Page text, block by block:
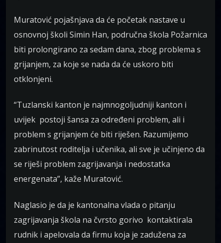
Muratović pojašnjava da će početak nastave u
osnovnoj školi Simin Han, područna škola Požarnica
biti prolongirano za sedam dana, zbog problema s
grijanjem, za koje se nada da će uskoro biti
otklonjeni.
“Tuzlanski kanton je najmnogoljudniji kanton i
uvijek postoji šansa za određeni problem, ali i
problem s grijanjem će biti riješen. Razumijemo
zabrinutost roditelja i učenika, ali sve je učinjeno da
se riješi problem zagrijavanja i nedostatka
energenata”, kaže Muratović.
Naglasio je da je kantonalna vlada o pitanju
zagrijavanja škola na čvrsto gorivo kontaktirala
rudnik i apelovala da firmu koja je zadužena za